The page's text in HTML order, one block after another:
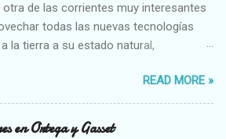
de las corrientes muy interesantes
todas las nuevas tecnologías
la tierra a su estado natural,
READ MORE »
en Ortega y Gasset